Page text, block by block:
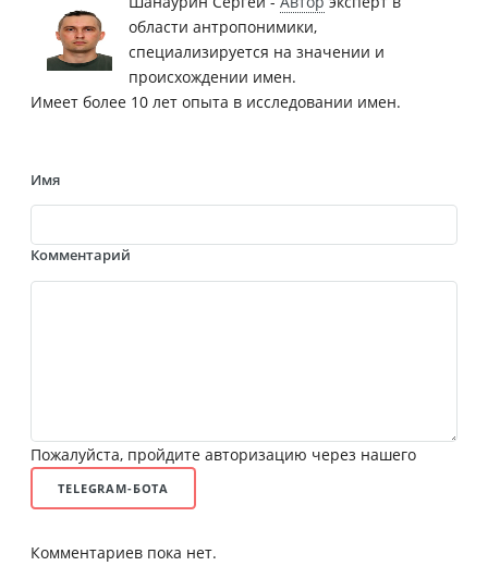
области антропонимики,
специализируется на значении и
происхождении имен.
Имеет более 10 лет опыта в исследовании имен.
Имя
Комментарий
Пожалуйста, пройдите авторизацию через нашего
TELEGRAM-БОТА
Комментариев пока нет.